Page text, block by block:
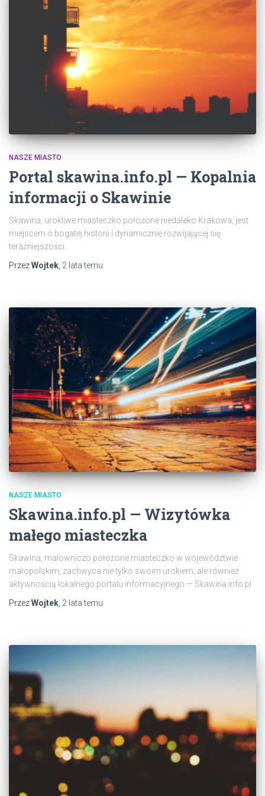
NASZE MIASTO
Portal skawina.info.pl — Kopalnia
informacji o Skawinie
Skawina, urokliwe miasteczko położone niedaleko Krakowa, jest
miejscem o bogatej historii i dynamicznie rozwijającej się
teraźniejszości.
PrzezWojtek 2 latatemu
NASZE MIASTO
Skawina.info.pl — Wizytówka
małego miasteczka
Skawina, malowniczo położone miasteczko w województwie
małopolskim, zachwyca nie tylko swoim urokiem, ale również
aktywnością lokalnego portalu informacyjnego — Skawina.info.pl
PrzezWojtek, 2 latatemu